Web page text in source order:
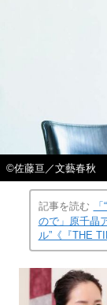
©佐藤亘／文藝春秋
記事を読む
ので」原千晶
ル”《『THE